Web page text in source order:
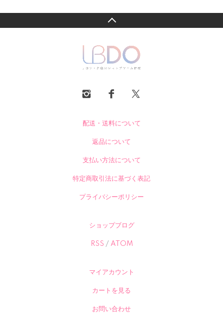
配送・送料について
返品について
支払い方法について
特定商取引法に基づく表記
プライバシーポリシー
ショップブログ
RSS / ATOM
マイアカウント
カートを見る
お問い合わせ